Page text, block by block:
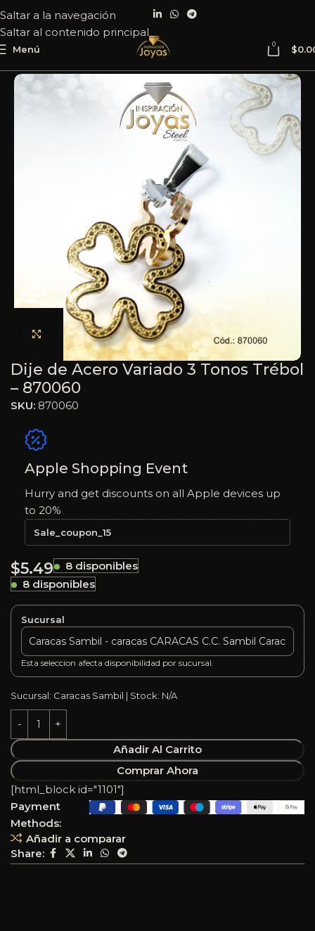
Saltar a la navegación
Saltar al contenido principal
Menú 0 $
Haga clic para ampliar
Dije de Acero Variado 3 Tonos Trébol
– 870060
SKU: 870060
Apple Shopping Event
Hurry and get discounts on all Apple devices up
to 20%
Sale_coupon_15
$5.49
8 disponibles
8 disponibles
Sucursal
Esta seleccion afecta disponibilidad por sucursal.
Sucursal: Caracas Sambil | Stock: N/A
Añadir Al Carrito
Comprar Ahora
Añadir a comparar
Share:
[html_block id="1101"]
Payment
Methods: